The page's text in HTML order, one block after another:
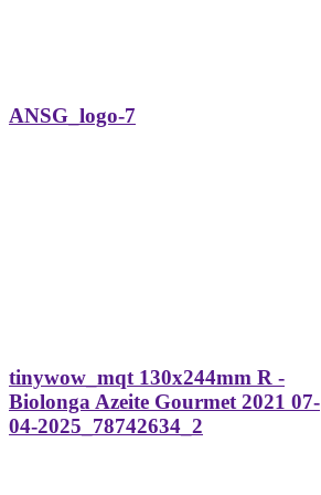
ANSG_logo-7
tinywow_mqt 130x244mm R -
Biolonga Azeite Gourmet 2021 07-
04-2025_78742634_2